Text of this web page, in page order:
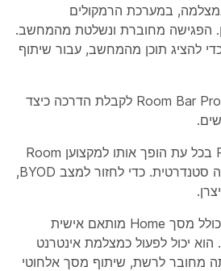
במערכת הרמקולים
הפגישה מחוברת ונשלטת מהמחשב.
להציג תוכן מהמחשב, עבור שיתוף
Room Bar Pro לקבלת הדרכה כיצד
חיבור Room Navigator בכל עת הופך אותו למקצוען Room
Bar רגיל, ומאפשר קליטה סטנדרטית. כדי לחזור למצב BYOD,
במצב BYOD, המכשיר כולל מסך Home מותאם אישית
יכול לפעול כמצלמת אינטרנט
מחובר לרשת, שיתוף מסך אלחוטי